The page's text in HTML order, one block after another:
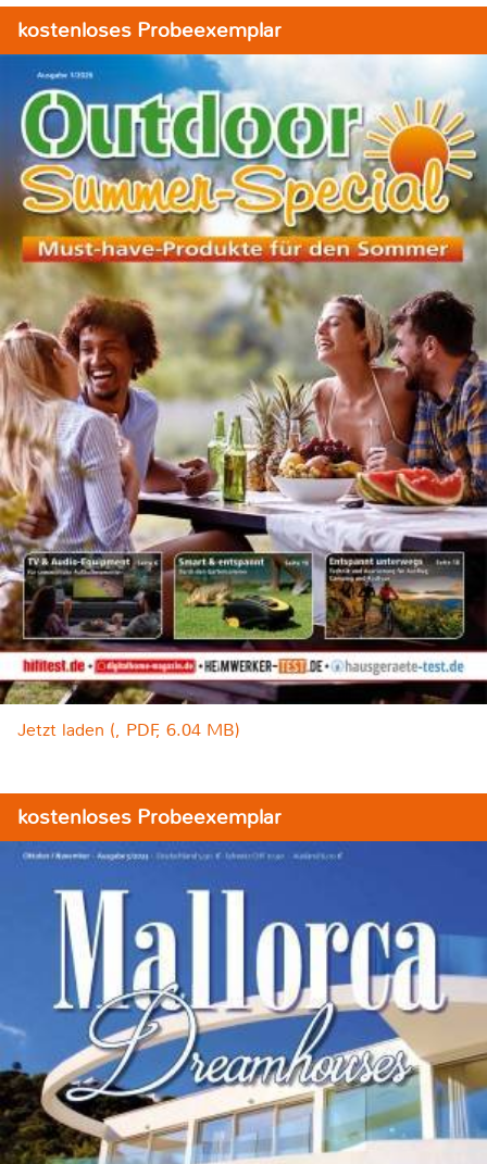
kostenloses Probeexemplar
Jetzt laden (, PDF, 6.04 MB)
kostenloses Probeexemplar